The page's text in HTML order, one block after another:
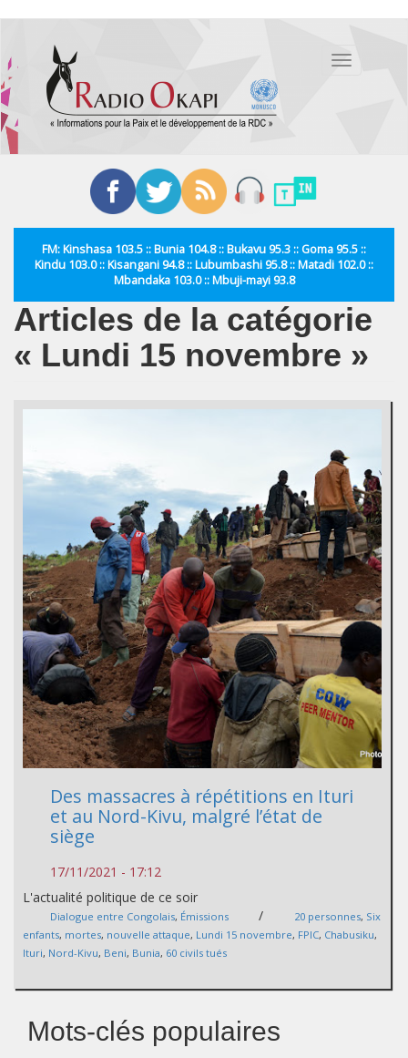
contenu
principal
Toggle
FM: Kinshasa 103.5 :: Bunia 104.8 :: Bukavu 95.3 :: Goma 95.5 ::
Kindu 103.0 :: Kisangani 94.8 :: Lubumbashi 95.8 :: Matadi 102.0 ::
Mbandaka 103.0 :: Mbuji-mayi 93.8
Articles de la catégorie
« Lundi 15 novembre »
Des massacres à répétitions en Ituri
et au Nord-Kivu, malgré l’état de
siège
17/11/2021 - 17:12
L'actualité politique de ce soir
Dialogue entre Congolais, Émissions / 20 personnes, Six
enfants, mortes, nouvelle attaque, Lundi 15 novembre, FPIC, Chabusiku,
Ituri, Nord-Kivu, Beni, Bunia, 60 civils tués
Mots-clés populaires